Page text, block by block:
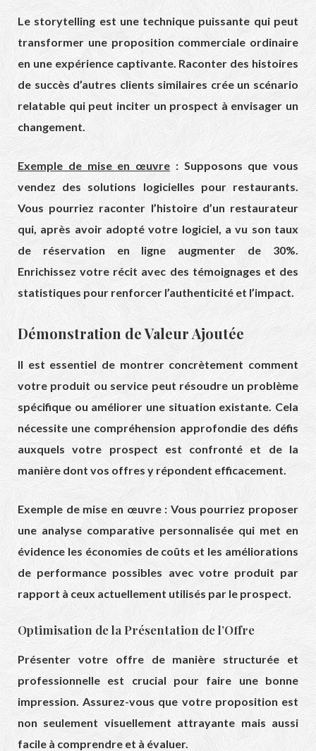
Le storytelling est une technique puissante qui peut
transformer une proposition commerciale ordinaire
en une expérience captivante. Raconter des histoires
de succès d’autres clients similaires crée un scénario
relatable qui peut inciter un prospect à envisager un
changement.
Exemple de mise en œuvre : Supposons que vous
vendez des solutions logicielles pour restaurants.
Vous pourriez raconter l’histoire d’un restaurateur
qui, après avoir adopté votre logiciel, a vu son taux
de réservation en ligne augmenter de 30%.
Enrichissez votre récit avec des témoignages et des
statistiques pour renforcer l’authenticité et l’impact.
Démonstration de Valeur Ajoutée
Il est essentiel de montrer concrètement comment
votre produit ou service peut résoudre un problème
spécifique ou améliorer une situation existante. Cela
nécessite une compréhension approfondie des défis
auxquels votre prospect est confronté et de la
manière dont vos offres y répondent efficacement.
Exemple de mise en œuvre : Vous pourriez proposer
une analyse comparative personnalisée qui met en
évidence les économies de coûts et les améliorations
de performance possibles avec votre produit par
rapport à ceux actuellement utilisés par le prospect.
Optimisation de la Présentation de l’Offre
Présenter votre offre de manière structurée et
professionnelle est crucial pour faire une bonne
impression. Assurez-vous que votre proposition est
non seulement visuellement attrayante mais aussi
facile à comprendre et à évaluer.